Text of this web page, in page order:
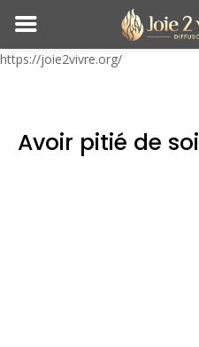
https://joie2vivre.org/
Avoir pitié de soi